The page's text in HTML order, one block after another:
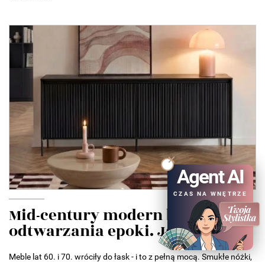
Mid-century modern bez
odtwarzania epoki. Jak...
Meble lat 60. i 70. wróciły do łask - i to z pełną mocą. Smukłe nóżki,
Agent AI
CZAS NA WNĘTRZE